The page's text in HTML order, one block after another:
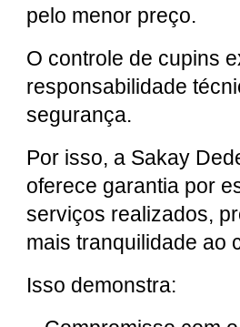
pelo menor preço.
O controle de cupins
responsabilidade
segurança.
Por isso, a Sakay
oferece garantia por
serviços realizados,
mais tranquilidade ao
Isso demonstra: